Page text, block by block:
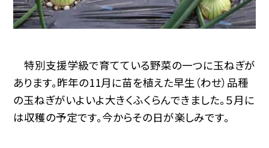
特別支援学級で育てている野菜の一つに玉ねぎが
あります。昨年の11月に苗を植えた早生（わせ）品種
の玉ねぎがいよいよ大きくふくらんできました。５月に
は収穫の予定です。今からその日が楽しみです。